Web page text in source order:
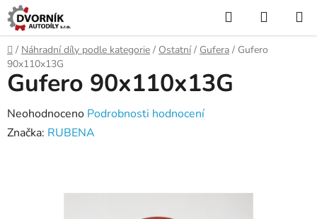
Přejít
na
obsah
Hledat
KOŠÍK
Domů
/ Náhradní díly podle kategorie / Ostatní / Gufera / Gufero
90x110x13G
Gufero 90x110x13G
Průměrné
hodnocení
Neohodnoceno Podrobnosti hodnocení
Značka: RUBENA